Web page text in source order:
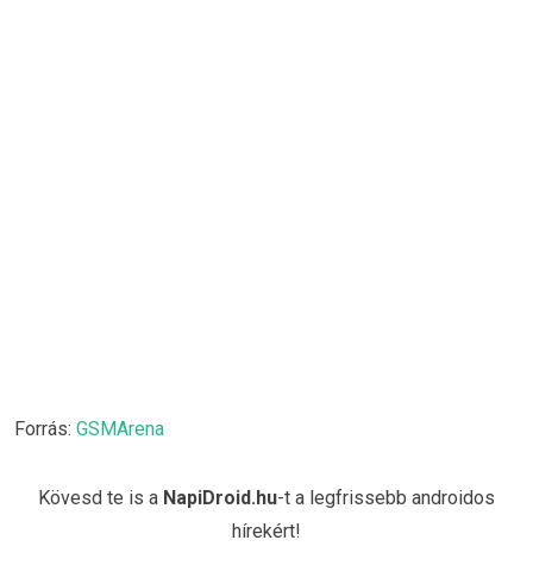
Forrás: GSMArena
Kövesd te is a NapiDroid.hu-t a legfrissebb androidos
hírekért!